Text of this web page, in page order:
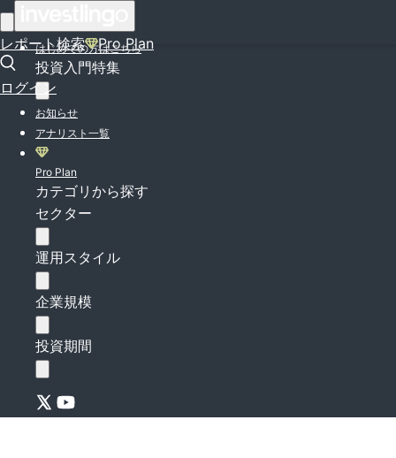
レポート検索 Pro Plan
ログイン
はじめての方はこちら
投資入門特集
お知らせ
アナリスト一覧
Pro Plan
カテゴリから探す
セクター
運用スタイル
企業規模
投資期間